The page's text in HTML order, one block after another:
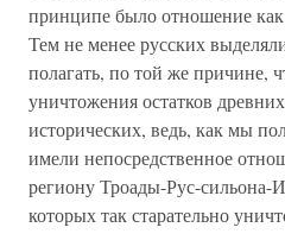
принципе было отношение
Тем не менее русских
полагать, по той же причине,
уничтожения остатков
исторических, ведь, как мы
имели непосредственное
региону Троады-Рус-сильона-
которых так старательно